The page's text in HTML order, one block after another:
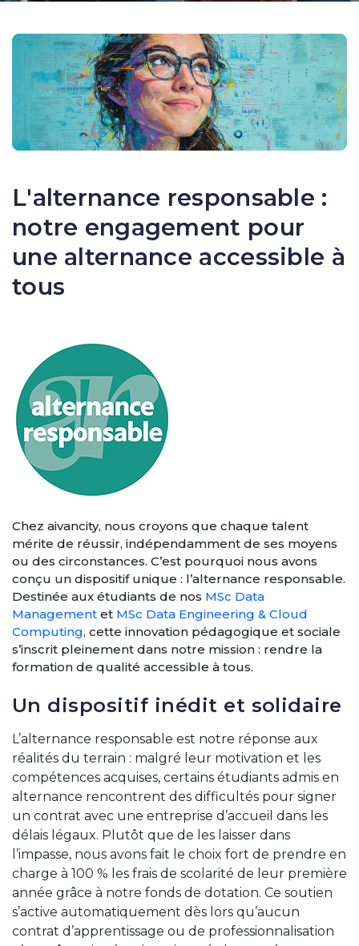
L'alternance responsable :
notre engagement pour
une alternance accessible à
tous
Chez aivancity, nous croyons que chaque talent
mérite de réussir, indépendamment de ses moyens
ou des circonstances. C’est pourquoi nous avons
conçu un dispositif unique : l’alternance responsable.
Destinée aux étudiants de nos MSc Data
Management et MSc Data Engineering & Cloud
Computing, cette innovation pédagogique et sociale
s’inscrit pleinement dans notre mission : rendre la
formation de qualité accessible à tous.
Un dispositif inédit et solidaire
L’alternance responsable est notre réponse aux
réalités du terrain : malgré leur motivation et les
compétences acquises, certains étudiants admis en
alternance rencontrent des difficultés pour signer
un contrat avec une entreprise d’accueil dans les
délais légaux. Plutôt que de les laisser dans
l’impasse, nous avons fait le choix fort de prendre en
charge à 100 % les frais de scolarité de leur première
année grâce à notre fonds de dotation. Ce soutien
s’active automatiquement dès lors qu’aucun
contrat d’apprentissage ou de professionnalisation